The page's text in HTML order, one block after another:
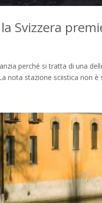
la Svizzera
perché si tratta di una
nota stazione sciistica non